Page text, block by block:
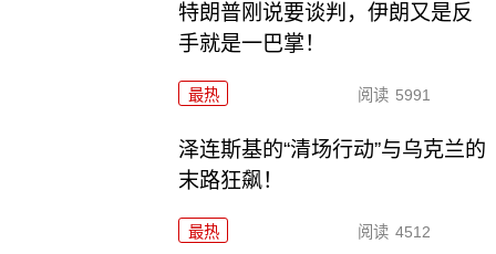
特朗普刚说要谈判，伊朗又是反
手就是一巴掌！
最热 阅读 5991
泽连斯基的“清场行动”与乌克兰的
末路狂飙！
最热 阅读 4512